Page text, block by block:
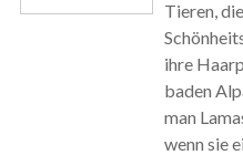
Tieren,
ihre
baden
man
wenn sie